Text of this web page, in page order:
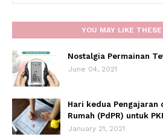
YOU MAY LIKE
Nostalgia Permainan
June 04, 2021
Hari kedua Pengajaran
Rumah (PdPR) untuk
January 21, 2021